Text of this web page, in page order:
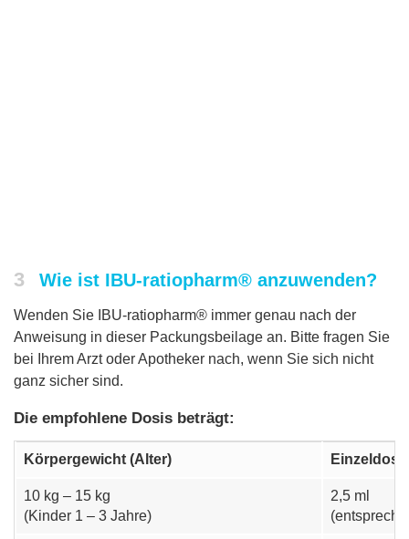
3 Wie ist IBU-ratiopharm® anzuwenden?
Wenden Sie IBU-ratiopharm® immer genau nach der
Anweisung in dieser Packungsbeilage an. Bitte fragen Sie
bei Ihrem Arzt oder Apotheker nach, wenn Sie sich nicht
ganz sicher sind.
Die empfohlene Dosis beträgt:
Körpergewicht (Alter)
10 kg – 15 kg
(Kinder 1 – 3 Jahre)
2,5 ml